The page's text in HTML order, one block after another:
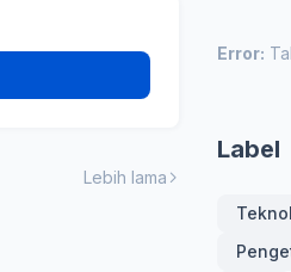
Lebih lama
Error:
Label